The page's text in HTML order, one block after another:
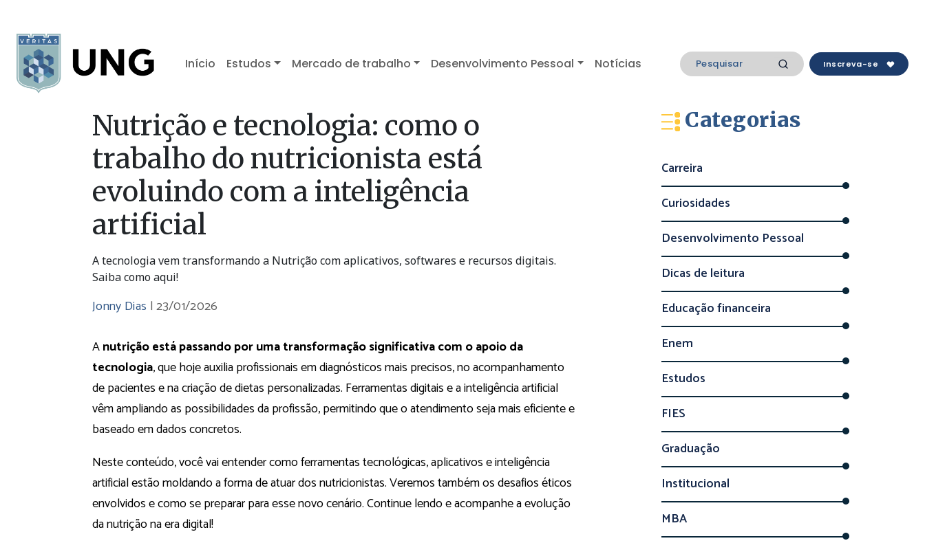
Início Estudos Mercado de trabalho Desenvolvimento Pessoal Notícias Inscreva-se
Nutrição e tecnologia: como o
trabalho do nutricionista está
evoluindo com a inteligência
artificial
A tecnologia vem transformando a Nutrição com aplicativos, softwares e recursos digitais.
Saiba como aqui!
Jonny Dias |23/01/2026
Anutrição está passando por uma transformação significativa com o apoio da
tecnologia, que hoje auxilia profissionais em diagnósticos mais precisos, no acompanhamento
de pacientes e na criação de dietas personalizadas. Ferramentas digitais e a inteligência artificial
vêm ampliando as possibilidades da profissão, permitindo que o atendimento seja mais eficiente e
baseado em dados concretos.
Neste conteúdo, você vai entender como ferramentas tecnológicas, aplicativos e inteligência
artificial estão moldando a forma de atuar dos nutricionistas. Veremos também os desafios éticos
envolvidos e como se preparar para esse novo cenário. Continue lendo e acompanhe a evolução
da nutrição na era digital!
Categorias
Carreira
Curiosidades
Desenvolvimento Pessoal
Dicas de leitura
Educação financeira
Enem
Estudos
FIES
Graduação
Institucional
MBA